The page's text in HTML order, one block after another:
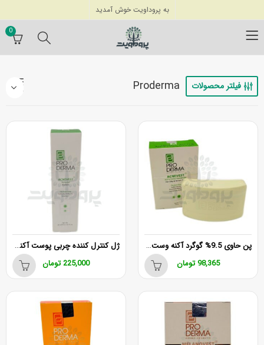
به پروداویت خوش آمدید
0
فیلتر محصولات Proderma
پن حاوی 9.5% گوگرد آکنه وست پرودرما
98,365 تومان
ژل کنترل کننده چربی پوست آکنه وست پرودرما
225,000تومان